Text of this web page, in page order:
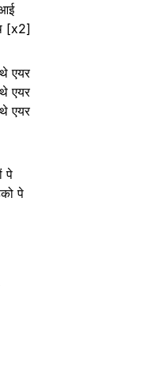
[x2]
एयर
एयर
एयर
पे
पे